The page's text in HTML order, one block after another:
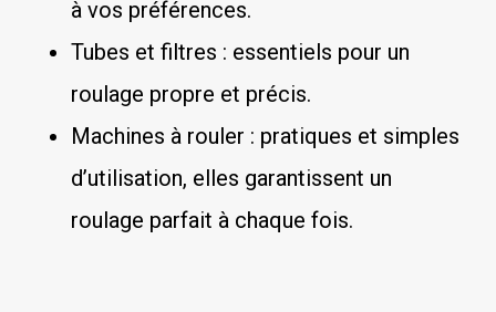
à vos préférences.
Tubes et filtres : essentiels pour un
roulage propre et précis.
Machines à rouler : pratiques et simples
d’utilisation, elles garantissent un
roulage parfait à chaque fois.